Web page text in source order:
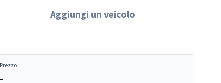
Aggiungi un veicolo
Prezzo
–